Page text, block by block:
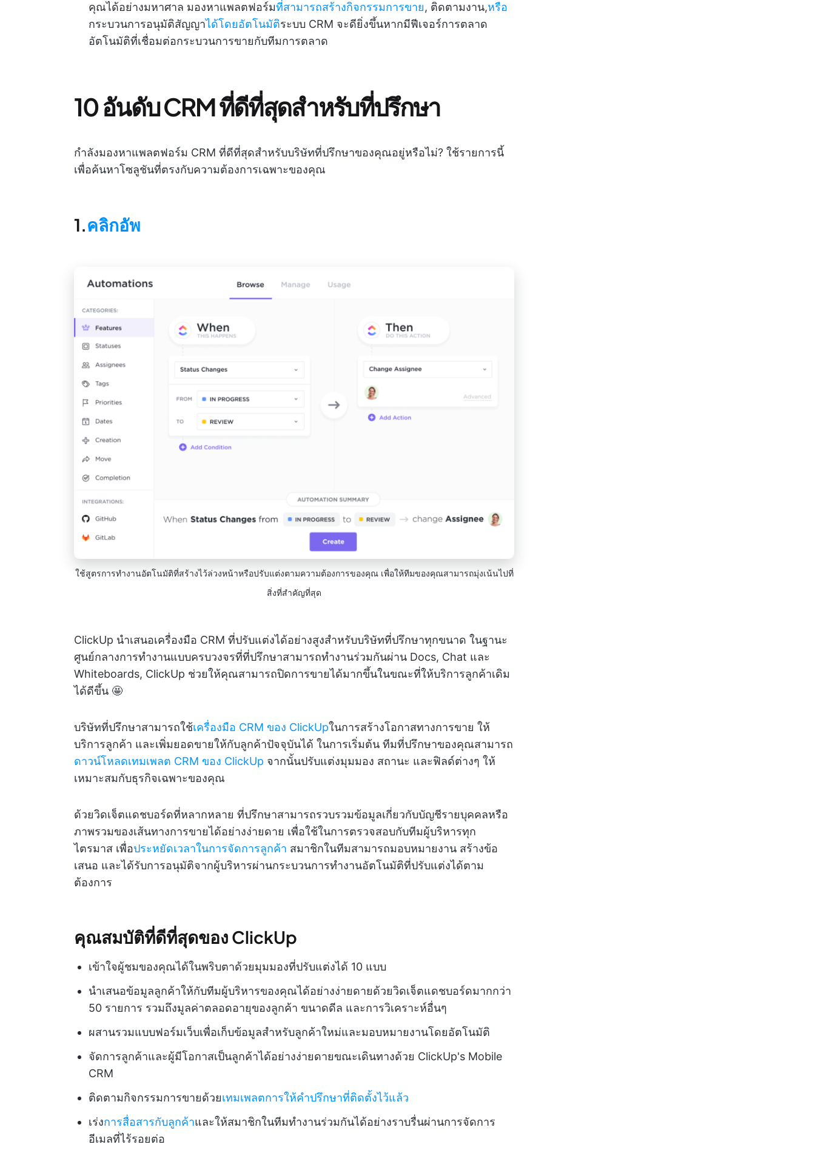
คุณได้อย่างมหาศาล มองหาแพลตฟอร์มที่สามารถสร้างกิจกรรมการขาย, ติดตามงาน,หรือ
กระบวนการอนุมัติสัญญาได้โดยอัตโนมัติระบบ CRM จะดียิ่งขึ้นหากมีฟีเจอร์การตลาด
อัตโนมัติที่เชื่อมต่อกระบวนการขายกับทีมการตลาด
10 อันดับ CRM ที่ดีที่สุดสำหรับที่ปรึกษา
กำลังมองหาแพลตฟอร์ม CRM ที่ดีที่สุดสำหรับบริษัทที่ปรึกษาของคุณอยู่หรือไม่? ใช้รายการนี้
เพื่อค้นหาโซลูชันที่ตรงกับความต้องการเฉพาะของคุณ
1.คลิกอัพ
ใช้สูตรการทำงานอัตโนมัติที่สร้างไว้ล่วงหน้าหรือปรับแต่งตามความต้องการของคุณ เพื่อให้ทีมของคุณสามารถมุ่งเน้นไปที่
สิ่งที่สำคัญที่สุด
ClickUp นำเสนอเครื่องมือ CRM ที่ปรับแต่งได้อย่างสูงสำหรับบริษัทที่ปรึกษาทุกขนาด ในฐานะ
ศูนย์กลางการทำงานแบบครบวงจรที่ที่ปรึกษาสามารถทำงานร่วมกันผ่าน Docs, Chat และ
Whiteboards, ClickUp ช่วยให้คุณสามารถปิดการขายได้มากขึ้นในขณะที่ให้บริการลูกค้าเดิม
ได้ดีขึ้น 🤩
บริษัทที่ปรึกษาสามารถใช้เครื่องมือ CRM ของ ClickUpในการสร้างโอกาสทางการขาย ให้
บริการลูกค้า และเพิ่มยอดขายให้กับลูกค้าปัจจุบันได้ ในการเริ่มต้น ทีมที่ปรึกษาของคุณสามารถ
ดาวน์โหลดเทมเพลต CRM ของ ClickUp จากนั้นปรับแต่งมุมมอง สถานะ และฟิลด์ต่างๆ ให้
เหมาะสมกับธุรกิจเฉพาะของคุณ
ด้วยวิดเจ็ตแดชบอร์ดที่หลากหลาย ที่ปรึกษาสามารถรวบรวมข้อมูลเกี่ยวกับบัญชีรายบุคคลหรือ
ภาพรวมของเส้นทางการขายได้อย่างง่ายดาย เพื่อใช้ในการตรวจสอบกับทีมผู้บริหารทุก
ไตรมาส เพื่อประหยัดเวลาในการจัดการลูกค้า สมาชิกในทีมสามารถมอบหมายงาน สร้างข้อ
เสนอ และได้รับการอนุมัติจากผู้บริหารผ่านกระบวนการทำงานอัตโนมัติที่ปรับแต่งได้ตาม
ต้องการ
คุณสมบัติที่ดีที่สุดของ ClickUp
เข้าใจผู้ชมของคุณได้ในพริบตาด้วยมุมมองที่ปรับแต่งได้ 10 แบบ
นำเสนอข้อมูลลูกค้าให้กับทีมผู้บริหารของคุณได้อย่างง่ายดายด้วยวิดเจ็ตแดชบอร์ดมากกว่า
50 รายการ รวมถึงมูลค่าตลอดอายุของลูกค้า ขนาดดีล และการวิเคราะห์อื่นๆ
ผสานรวมแบบฟอร์มเว็บเพื่อเก็บข้อมูลสำหรับลูกค้าใหม่และมอบหมายงานโดยอัตโนมัติ
จัดการลูกค้าและผู้มีโอกาสเป็นลูกค้าได้อย่างง่ายดายขณะเดินทางด้วย ClickUp's Mobile
CRM
ติดตามกิจกรรมการขายด้วยเทมเพลตการให้คำปรึกษาที่ติดตั้งไว้แล้ว
เร่งการสื่อสารกับลูกค้าและให้สมาชิกในทีมทำงานร่วมกันได้อย่างราบรื่นผ่านการจัดการ
อีเมลที่ไร้รอยต่อ